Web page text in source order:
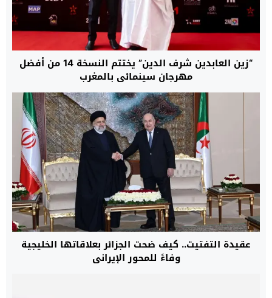
“زين العابدين شرف الدين” يختتم النسخة 14 من أفضل
مهرجان سينمائي بالمغرب
عقيدة التفتيت.. كيف ضحت الجزائر بعلاقاتها الخليجية
وفاءً للمحور الإيراني